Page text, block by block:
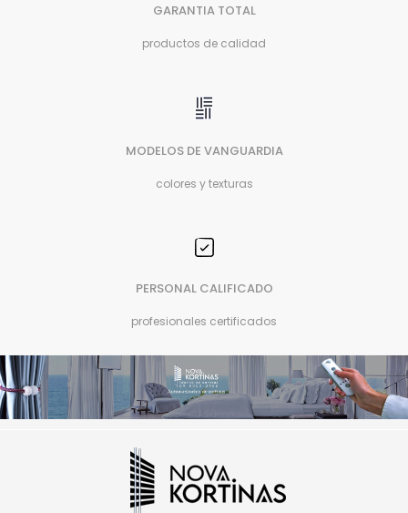
GARANTIA TOTAL
productos de calidad
MODELOS DE VANGUARDIA
colores y texturas
PERSONAL CALIFICADO
profesionales certificados